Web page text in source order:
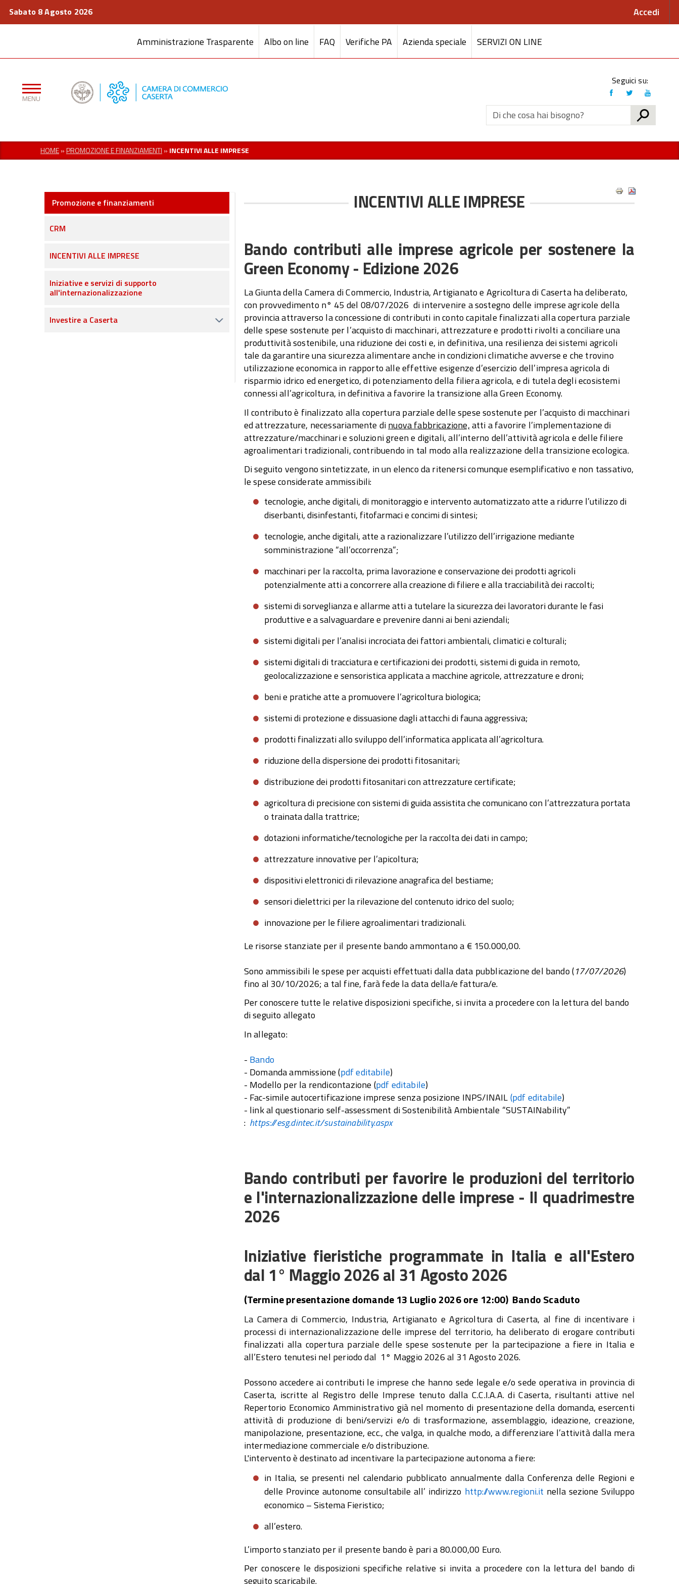
Sabato 8 Agosto 2026 Accedi
social
Seguici su:
Amministrazione Trasparente Albo on line FAQ Verifiche PA Azienda speciale SERVIZI ON LINE
HOME»PROMOZIONE E FINANZIAMENTI » INCENTIVI ALLE IMPRESE
Promozione e finanziamenti
CRM
INCENTIVI ALLE IMPRESE
Iniziative e servizi di supporto
all'internazionalizzazione
Investire a Caserta
INCENTIVI ALLE IMPRESE
Bando contributi alle imprese agricole per sostenere la
Green Economy - Edizione 2026
La Giunta della Camera di Commercio, Industria, Artigianato e Agricoltura di Caserta ha deliberato,
con provvedimento n° 45 del 08/07/2026 di intervenire a sostegno delle imprese agricole della
provincia attraverso la concessione di contributi in conto capitale finalizzati alla copertura parziale
delle spese sostenute per l’acquisto di macchinari, attrezzature e prodotti rivolti a conciliare una
produttività sostenibile, una riduzione dei costi e, in definitiva, una resilienza dei sistemi agricoli
tale da garantire una sicurezza alimentare anche in condizioni climatiche avverse e che trovino
utilizzazione economica in rapporto alle effettive esigenze d’esercizio dell’impresa agricola di
risparmio idrico ed energetico, di potenziamento della filiera agricola, e di tutela degli ecosistemi
connessi all’agricoltura, in definitiva a favorire la transizione alla Green Economy.
Il contributo è finalizzato alla copertura parziale delle spese sostenute per l’acquisto di macchinari
ed attrezzature, necessariamente dinuova fabbricazione,atti a favorire l’implementazione di
attrezzature/macchinari e soluzioni green e digitali, all’interno dell’attività agricola e delle filiere
agroalimentari tradizionali, contribuendo in tal modo alla realizzazione della transizione ecologica.
Di seguito vengono sintetizzate, in un elenco da ritenersi comunque esemplificativo e non tassativo,
le spese considerate ammissibili:
tecnologie, anche digitali, di monitoraggio e intervento automatizzato atte a ridurre l’utilizzo di
diserbanti, disinfestanti, fitofarmaci e concimi di sintesi;
tecnologie, anche digitali, atte a razionalizzare l’utilizzo dell’irrigazione mediante
somministrazione “all’occorrenza”;
macchinari per la raccolta, prima lavorazione e conservazione dei prodotti agricoli
potenzialmente atti a concorrere alla creazione di filiere e alla tracciabilità dei raccolti;
sistemi di sorveglianza e allarme atti a tutelare la sicurezza dei lavoratori durante le fasi
produttive e a salvaguardare e prevenire danni ai beni aziendali;
sistemi digitali per l’analisi incrociata dei fattori ambientali, climatici e colturali;
sistemi digitali di tracciatura e certificazioni dei prodotti, sistemi di guida in remoto,
geolocalizzazione e sensoristica applicata a macchine agricole, attrezzature e droni;
beni e pratiche atte a promuovere l’agricoltura biologica;
sistemi di protezione e dissuasione dagli attacchi di fauna aggressiva;
prodotti finalizzati allo sviluppo dell’informatica applicata all’agricoltura.
riduzione della dispersione dei prodotti fitosanitari;
distribuzione dei prodotti fitosanitari con attrezzature certificate;
agricoltura di precisione con sistemi di guida assistita che comunicano con l’attrezzatura portata
o trainata dalla trattrice;
dotazioni informatiche/tecnologiche per la raccolta dei dati in campo;
attrezzature innovative per l’apicoltura;
dispositivi elettronici di rilevazione anagrafica del bestiame;
sensori dielettrici per la rilevazione del contenuto idrico del suolo;
innovazione per le filiere agroalimentari tradizionali.
Le risorse stanziate per il presente bando ammontano a € 150.000,00.
Sono ammissibili le spese per acquisti effettuati dalla data pubblicazione del bando (17/07/2026)
fino al 30/10/2026; a tal fine, farà fede la data della/e fattura/e.
Per conoscere tutte le relative disposizioni specifiche, si invita a procedere con la lettura del bando
di seguito allegato
In allegato:
- Bando
- Domanda ammissione (pdf editabile)
- Modello per la rendicontazione (pdf editabile)
- Fac-simile autocertificazione imprese senza posizione INPS/INAIL(pdf editabile)
- link al questionario self-assessment di Sostenibilità Ambientale “SUSTAINability”
: https://esg.dintec.it/sustainability.aspx
Bando contributi per favorire le produzioni del territorio
e l'internazionalizzazione delle imprese - II quadrimestre
2026
Iniziative fieristiche programmate in Italia e all'Estero
dal 1° Maggio 2026 al 31 Agosto 2026
(Termine presentazione domande 13 Luglio 2026 ore 12:00) Bando Scaduto
La Camera di Commercio, Industria, Artigianato e Agricoltura di Caserta, al fine di incentivare i
processi di internazionalizzazione delle imprese del territorio, ha deliberato di erogare contributi
finalizzati alla copertura parziale delle spese sostenute per la partecipazione a fiere in Italia e
all’Estero tenutesi nel periodo dal 1° Maggio 2026 al 31 Agosto 2026.
Possono accedere ai contributi le imprese che hanno sede legale e/o sede operativa in provincia di
Caserta, iscritte al Registro delle Imprese tenuto dalla C.C.I.A.A. di Caserta, risultanti attive nel
Repertorio Economico Amministrativo già nel momento di presentazione della domanda, esercenti
attività di produzione di beni/servizi e/o di trasformazione, assemblaggio, ideazione, creazione,
manipolazione, presentazione, ecc., che valga, in qualche modo, a differenziare l’attività dalla mera
intermediazione commerciale e/o distribuzione.
L'intervento è destinato ad incentivare la partecipazione autonoma a fiere:
in Italia, se presenti nel calendario pubblicato annualmente dalla Conferenza delle Regioni e
delle Province autonome consultabile all’ indirizzo http://www.regioni.it nella sezione Sviluppo
economico – Sistema Fieristico;
all’estero.
L’importo stanziato per il presente bando è pari a 80.000,00 Euro.
Per conoscere le disposizioni specifiche relative si invita a procedere con la lettura del bando di
seguito scaricabile.